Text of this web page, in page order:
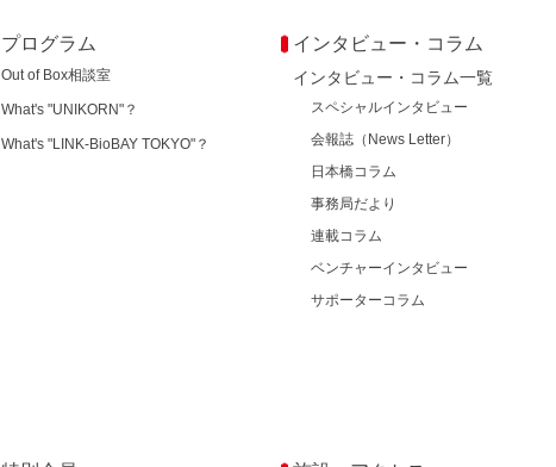
プログラム
Out of Box相談室
What's "UNIKORN"？
What's "LINK-BioBAY TOKYO"？
インタビュー・コラム
インタビュー・コラム一覧
スペシャルインタビュー
会報誌（News Letter）
日本橋コラム
事務局だより
連載コラム
ベンチャーインタビュー
サポーターコラム